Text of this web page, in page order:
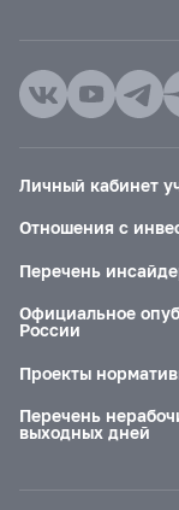
Личный кабинет
Отношения с
Перечень
Официальное
России
Проекты
Перечень
выходных дней